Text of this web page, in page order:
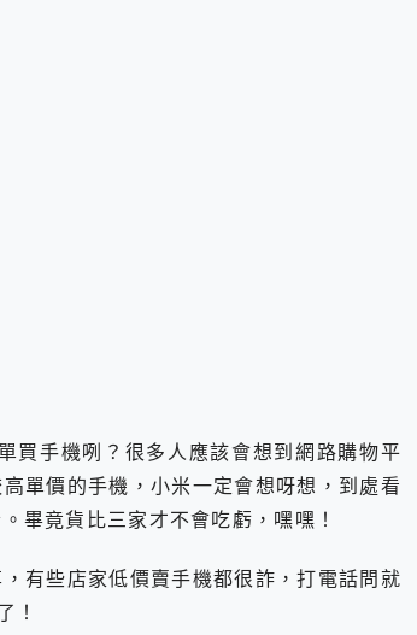
機 三個設備充電一起搞定 ONPRO MagReact™
式耳掛耳機，無感配戴! 超穩超服貼，音質、通
聲器一鍵去除人聲 人聲 音樂分離 2024 消除人
AnyGo 魔物獵人 Now飛人 ios教學 不出門
5個設備 充好充滿 CUKTECH 酷態科 300W 微型
單 EaseUS Data Recovery Wizard Free
的 Leica 影像旗艦手機! 加碼小旗艦 Xiaomi 14
保護 MSI Claw A1M-026TW 電競掌機
首搭蔡司光學鏡頭、攝影棚級柔光環、拍攝功
Claw A1M-026TW 電競掌機 開箱 評測
用的隱磁支架 O-ONE MAG 最會吸的行動電源
：Find X9 Ultra 光學長焦隨手拍，紀錄生活就
power上市，登錄在送飛利浦氣炸鍋
Max，有螢幕的耳機會是智商稅嗎?
買手機咧？很多人應該會想到網路購物平
單價的手機，小米一定會想呀想，到處看
畢竟貨比三家才不會吃虧，嘿嘿！
有些店家低價賣手機都很詐，打電話問就
！